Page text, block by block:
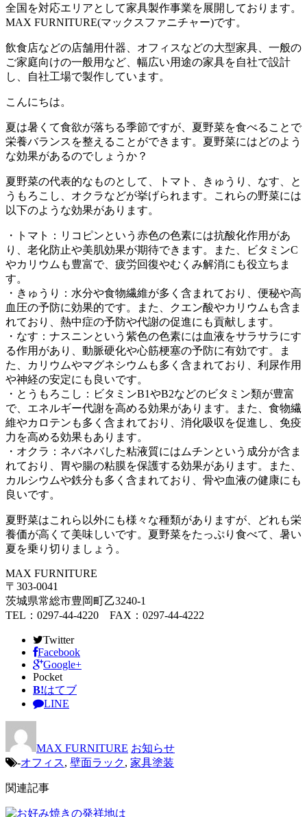
全国を対応エリアとして家具製作事業を展開しております。
MAX FURNITURE(マックスファニチャー)です。
飲食店などの店舗用什器、オフィスなどの大型家具、一般の
ご家庭向けの一般用など、幅広い用途の家具を自社で設計
し、自社工場で製作しています。
こんにちは。
夏は暑くて食欲が落ちる季節ですが、夏野菜を食べることで
栄養バランスを整えることができます。夏野菜にはどのよう
な効果があるのでしょうか？
夏野菜の代表的なものとして、トマト、きゅうり、なす、と
うもろこし、オクラなどが挙げられます。これらの野菜には
以下のような効果があります。
・トマト：リコピンという赤色の色素には抗酸化作用があ
り、老化防止や美肌効果が期待できます。また、ビタミンC
やカリウムも豊富で、疲労回復やむくみ解消にも役立ちま
す。
・きゅうり：水分や食物繊維が多く含まれており、便秘や高
血圧の予防に効果的です。また、クエン酸やカリウムも含ま
れており、熱中症の予防や代謝の促進にも貢献します。
・なす：ナスニンという紫色の色素には血液をサラサラにす
る作用があり、動脈硬化や心筋梗塞の予防に有効です。ま
た、カリウムやマグネシウムも多く含まれており、利尿作用
や神経の安定にも良いです。
・とうもろこし：ビタミンB1やB2などのビタミン類が豊富
で、エネルギー代謝を高める効果があります。また、食物繊
維やカロテンも多く含まれており、消化吸収を促進し、免疫
力を高める効果もあります。
・オクラ：ネバネバした粘液質にはムチンという成分が含ま
れており、胃や腸の粘膜を保護する効果があります。また、
カルシウムや鉄分も多く含まれており、骨や血液の健康にも
良いです。
夏野菜はこれら以外にも様々な種類がありますが、どれも栄
養価が高くて美味しいです。夏野菜をたっぷり食べて、暑い
夏を乗り切りましょう。
MAX FURNITURE
〒303-0041
茨城県常総市豊岡町乙3240-1
TEL：0297-44-4220 FAX：0297-44-4222
Twitter
Facebook
Google+
Pocket
B!はてブ
LINE
MAX FURNITURE お知らせ
-オフィス, 壁面ラック, 家具塗装
関連記事